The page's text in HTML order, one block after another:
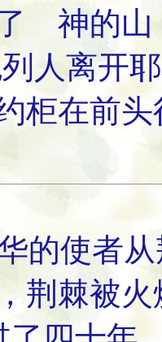
神的山
人离开
柜在前
的使者
荆棘被